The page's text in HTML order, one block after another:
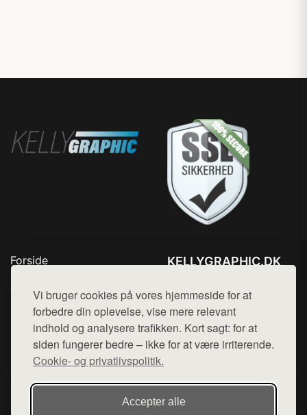
Vi bruger cookies på vores hjemmeside for at
forbedre din oplevelse, vise mere relevant
indhold og analysere trafikken. Kort sagt: for at
siden fungerer bedre – ikke for at være irriterende.
Cookie- og privatlivspolitik.
Accepter alle
Forside
Top Rabatter
Blog
Kontakt
KELLYGRAPHIC.DK
Mail: hej@want.dk
Cookie- og privatlivspolitik
Denne side er en del af want.dk, der udgiver en række